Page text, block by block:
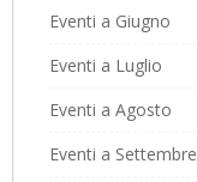
Eventi a Giugno
Eventi a Luglio
Eventi a Agosto
Eventi a Settembre